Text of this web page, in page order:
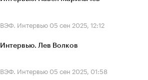
ВЭФ. Интервью 05 сен 2025, 12:12
Интервью. Лев Волков
ВЭФ. Интервью 05 сен 2025, 01:58